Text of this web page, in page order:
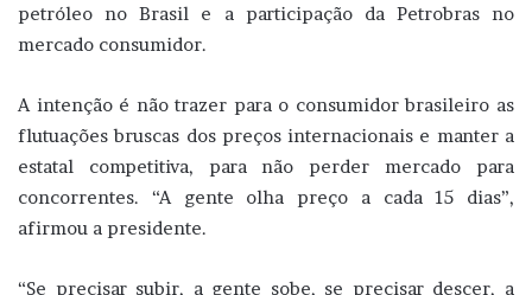
petróleo no Brasil e a participação da Petrobras no
mercado consumidor.
A intenção é não trazer para o consumidor brasileiro as
flutuações bruscas dos preços internacionais e manter a
estatal competitiva, para não perder mercado para
concorrentes. “A gente olha preço a cada 15 dias”,
afirmou a presidente.
“Se precisar subir, a gente sobe, se precisar descer, a